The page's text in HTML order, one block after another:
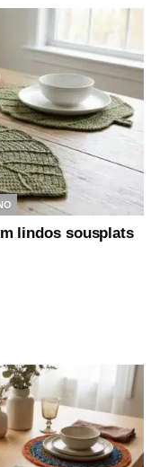
lindos sousplats